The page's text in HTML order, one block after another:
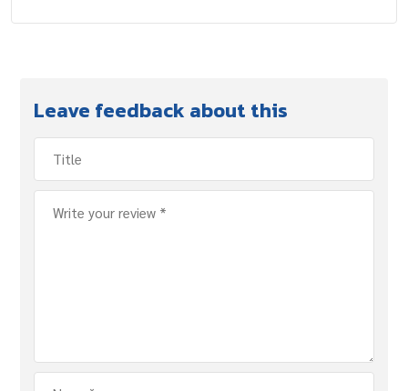
Leave feedback about this